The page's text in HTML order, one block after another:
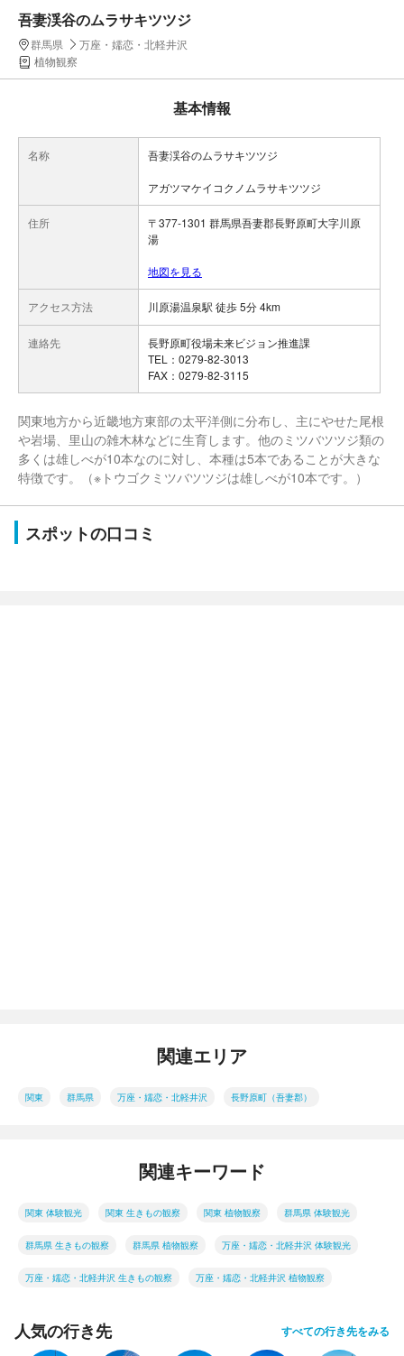
吾妻渓谷のムラサキツツジ
群馬県
万座・嬬恋・北軽井沢
植物観察
基本情報
名称 吾妻渓谷のムラサキツツジ
アガツマケイコクノムラサキツツジ
住所
〒377-1301 群馬県吾妻郡長野原町大字川原
湯
地図を見る
アクセス方法 川原湯温泉駅 徒歩 5分 4km
連絡先
長野原町役場未来ビジョン推進課
TEL：0279-82-3013
FAX：0279-82-3115
関東地方から近畿地方東部の太平洋側に分布し、主にやせた尾根
や岩場、里山の雑木林などに生育します。他のミツバツツジ類の
多くは雄しべが10本なのに対し、本種は5本であることが大きな
特徴です。（※トウゴクミツバツツジは雄しべが10本です。）
スポットの口コミ
関連エリア
関東 群馬県 万座・嬬恋・北軽井沢 長野原町（吾妻郡）
関連キーワード
関東 体験観光 関東 生きもの観察 関東 植物観察 群馬県 体験観光
群馬県 生きもの観察 群馬県 植物観察 万座・嬬恋・北軽井沢 体験観光
万座・嬬恋・北軽井沢 生きもの観察 万座・嬬恋・北軽井沢 植物観察
人気の行き先 すべての行き先をみる